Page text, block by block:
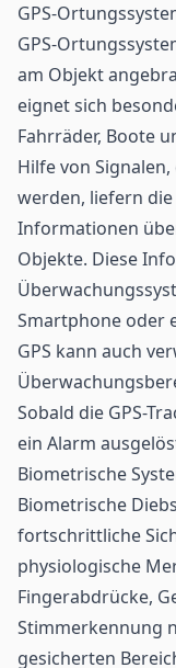
GPS-
GPS-
am Objekt
eignet sich
Fahrräder, Boote
Hilfe von
werden, liefern die
Informationen
Objekte. Diese
Smartphone oder
GPS kann auch
Sobald die GPS-
ein Alarm
Biometrische
Biometrische
fortschrittliche
physiologische
Fingerabdrücke,
Stimmerkennung
gesicherten